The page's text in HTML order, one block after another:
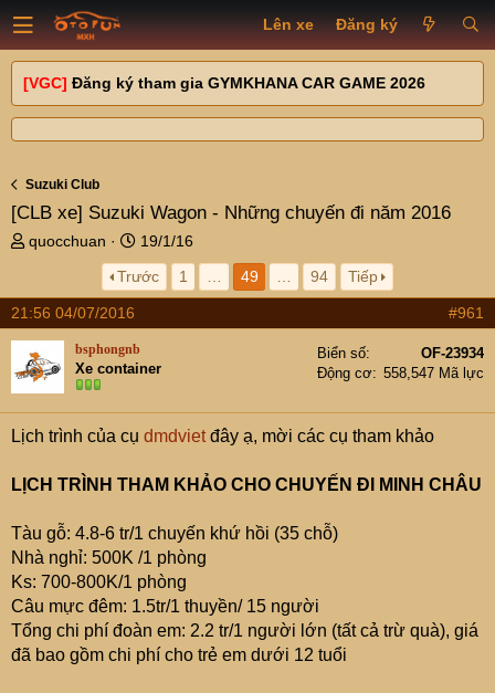
Lên xe Đăng ký
[VGC] Đăng ký tham gia GYMKHANA CAR GAME 2026
Suzuki Club
[CLB xe] Suzuki Wagon - Những chuyến đi năm 2016
T
e
a
d
s
r
r
quocchuan
N
g
à
y
i
19/1/16
Trước
1 49 94 Tiếp
21:56 04/07/2016 #961
bsphongnb
Xe container
Biển số
OF-23934
Động cơ
558,547 Mã lực
Lịch trình của cụ dmdvietđây ạ, mời các cụ tham khảo
LỊCH TRÌNH THAM KHẢO CHO CHUYẾN ĐI MINH CHÂU
Tàu gỗ: 4.8-6 tr/1 chuyến khứ hồi (35 chỗ)
Nhà nghỉ: 500K /1 phòng
Ks: 700-800K/1 phòng
Câu mực đêm: 1.5tr/1 thuyền/ 15 người
Tổng chi phí đoàn em: 2.2 tr/1 người lớn (tất cả trừ quà), giá
đã bao gồm chi phí cho trẻ em dưới 12 tuổi